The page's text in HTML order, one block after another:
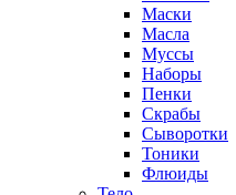
Маски
Масла
Муссы
Наборы
Пенки
Скрабы
Сыворотки
Тоники
Флюиды